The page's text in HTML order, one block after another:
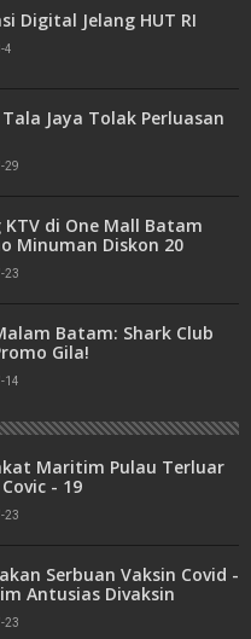
Digital Jelang HUT RI
4
Jaya Tolak Perluasan
29
di One Mall Batam
Minuman Diskon 20
23
Batam: Shark Club
Gila!
14
Maritim Pulau Terluar
- 19
23
Serbuan Vaksin Covid -
Antusias Divaksin
23